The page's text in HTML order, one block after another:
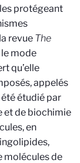
protégeant
revue The
mode
qu’elle
appelés
étudié par
et de biochimie
en
molécules de